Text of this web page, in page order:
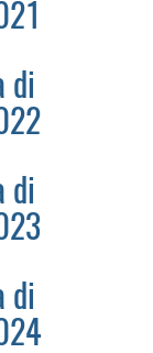
di
di
di